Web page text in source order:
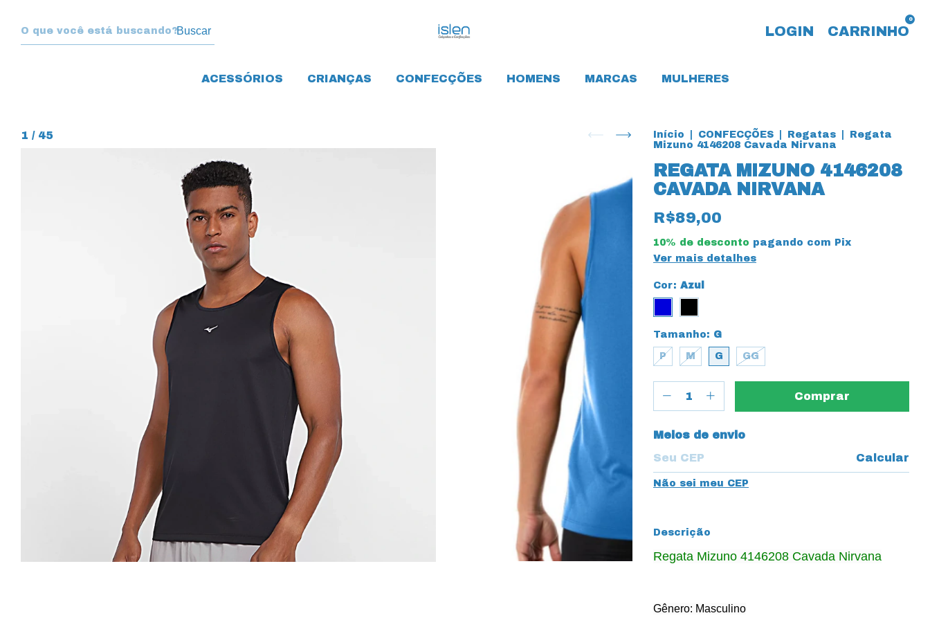
Buscar LOGIN CARRINHO
0
ACESSÓRIOS CRIANÇAS CONFECÇÕES HOMENS MARCAS MULHERES
1 / 45 Início CONFECÇÕES Regatas
Regata
Mizuno 4146208 Cavada Nirvana
REGATA MIZUNO 4146208
CAVADA NIRVANA
R$89,00
10% de desconto pagando com Pix
Ver mais detalhes
Cor: Azul
Tamanho: G
P M G GG
Entregas para o CEP:
Meios de envio
Calcular
Não sei meu CEP
Descrição
Regata Mizuno 4146208 Cavada Nirvana
Gênero: Masculino